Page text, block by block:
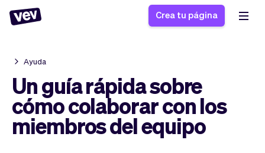
Software de gestión
para PYMES
Software de entregas
Sistema POS
Formulario de registro
Sistema de pedidos
Sistema de reservas
Software
Historias
Ayuda
Crea tu página
Ayuda
Un guía rápida sobre
cómo colaborar con los
miembros del equipo